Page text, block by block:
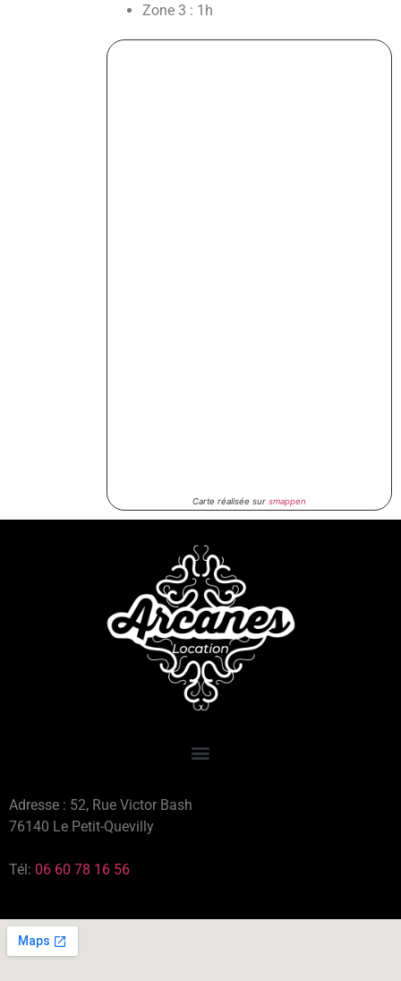
Zone 3 : 1h
Carte réalisée sur smappen
Adresse : 52, Rue Victor Bash
76140 Le Petit-Quevilly
Tél: 06 60 78 16 56